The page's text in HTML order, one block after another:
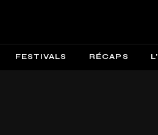
FESTIVALS RÉCAPS